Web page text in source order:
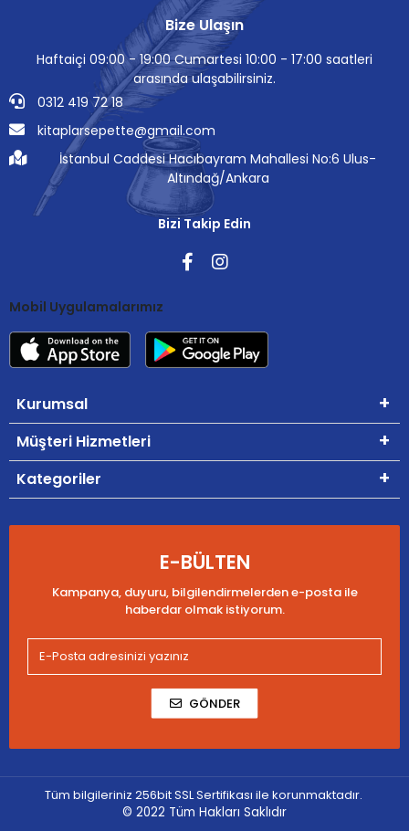
Bize Ulaşın
Haftaiçi 09:00 - 19:00 Cumartesi 10:00 - 17:00 saatleri
arasında ulaşabilirsiniz.
0312 419 72 18
kitaplarsepette@gmail.com
İstanbul Caddesi Hacıbayram Mahallesi No:6 Ulus-
Altındağ/Ankara
Bizi Takip Edin
Mobil Uygulamalarımız
Kurumsal
Müşteri Hizmetleri
Kategoriler
E-BÜLTEN
Kampanya, duyuru, bilgilendirmelerden e-posta ile
haberdar olmak istiyorum.
GÖNDER
Tüm bilgileriniz 256bit SSL Sertifikası ile korunmaktadır.
© 2022 Tüm Hakları Saklıdır